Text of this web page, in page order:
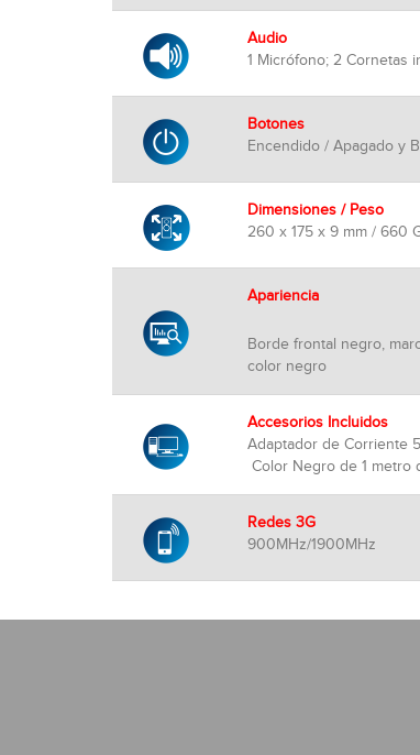
Audio
1 Micrófono; 2 Cornetas
Botones
Encendido / Apagado y
Dimensiones / Peso
260 x 175 x 9 mm / 660
Apariencia
Borde frontal negro,
color negro
Accesorios Incluidos
Adaptador de Corriente
Color Negro de 1 metro
Redes 3G
900MHz/1900MHz